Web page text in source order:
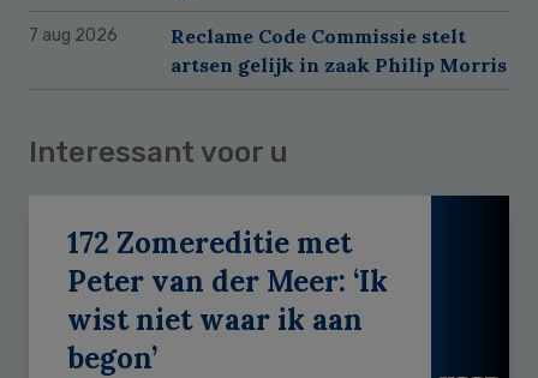
7 aug 2026
Reclame Code Commissie stelt
artsen gelijk in zaak Philip Morris
Interessant voor u
172 Zomereditie met
Peter van der Meer: ‘Ik
wist niet waar ik aan
begon’